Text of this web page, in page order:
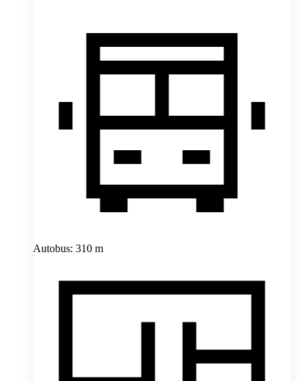
Autobus: 310 m